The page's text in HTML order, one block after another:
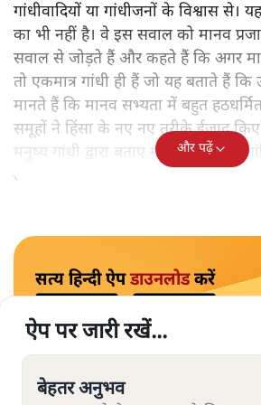
गांधीवादियों या गांधीजनों के विश्वास से।
का भी नहीं है। वे इस सवाल को मानव
सवाल से जोड़ते हैं और कहते हैं कि अगर
तो एकमात्र गांधी ही हैं जो यह बताते हैं
मानते हैं कि मानव सभ्यता में बहुत
समूहों ने हिंसा के नए नए तरीके ईजाद
मनुष्य गांधी द्वारा बताए गए अहिंसा और
अपनाएगा।
और पढ़ें
सत्य हिन्दी ऐपडाउनलोडकरें
अरुण कुमार त्रिपाठी
ऐप पर जारी रखें...
बेहतर अनुभव
ऐप पर जारी रखें...
बेहतर अनुभव
ऐप पर जारी रखें...
बेहतर अनुभव
ऐप पर जारी रखें...
बेहतर अनुभव
ऐप पर जारी रखें...
बेहतर अनुभव
ऐप पर जारी रखें...
बेहतर अनुभव
ऐप पर जारी रखें...
बेहतर अनुभव